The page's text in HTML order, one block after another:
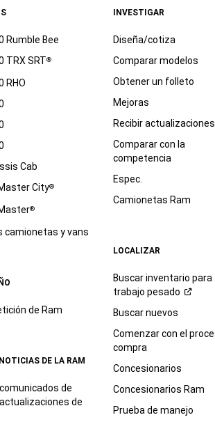
Rumble Bee
TRX SRT®
RHO
Cab
City®
®
camionetas y vans
de Ram
DE LA RAM
de
de
INVESTIGAR
Diseña/cotiza
Comparar modelos
Obtener un folleto
Mejoras
Recibir actualizaciones
Comparar con la
competencia
Espec.
Camionetas Ram
LOCALIZAR
Buscar inventario para
trabajo pesado
Buscar nuevos
Comenzar con el
compra
Concesionarios
Concesionarios Ram
Prueba de manejo